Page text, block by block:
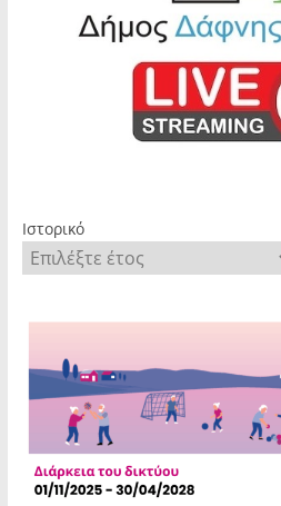
Ιστορικό